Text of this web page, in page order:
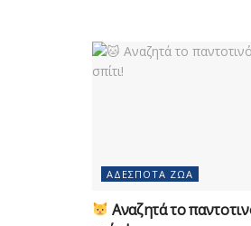
ΑΔΈΣΠΟΤΑ ΖΏΑ
Αναζητά το